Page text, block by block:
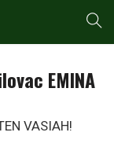
EMINA
VASIAH!